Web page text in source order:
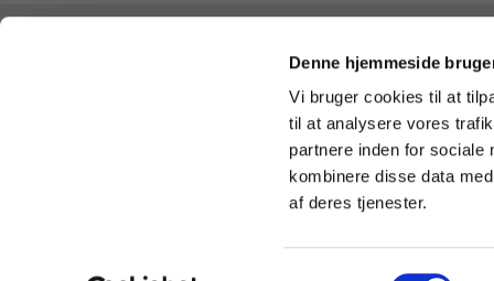
Denne hjemmeside
Vi bruger cookies til at
til at analysere vores
partnere inden for sociale
kombinere disse data
af deres tjenester.